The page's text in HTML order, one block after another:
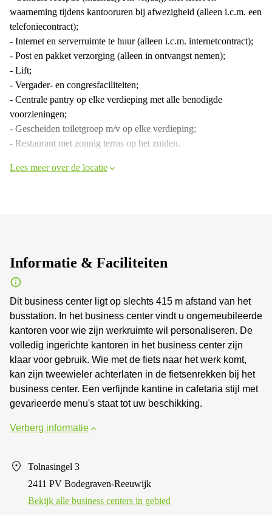
waarneming tijdens kantooruren bij afwezigheid (alleen i.c.m. een
telefoniecontract);
- Internet en serverruimte te huur (alleen i.c.m. internetcontract);
- Post en pakket verzorging (alleen in ontvangst nemen);
- Lift;
- Vergader- en congresfaciliteiten;
- Centrale pantry op elke verdieping met alle benodigde
voorzieningen;
- Gescheiden toiletgroep m/v op elke verdieping;
- Restaurant met zonnig terras op het zuiden.
Lees meer over de locatie
Informatie & Faciliteiten
Dit business center ligt op slechts 415 m afstand van het
busstation. In het business center vindt u ongemeubileerde
kantoren voor wie zijn werkruimte wil personaliseren. De
volledig ingerichte kantoren in het business center zijn
klaar voor gebruik. Wie met de fiets naar het werk komt,
kan zijn tweewieler achterlaten in de fietsenrekken bij het
business center. Een verfijnde kantine in cafetaria stijl met
gevarieerde menu's staat tot uw beschikking.
Verberg informatie
Tolnasingel 3
2411 PV Bodegraven-Reeuwijk
Bekijk alle business centers in gebied